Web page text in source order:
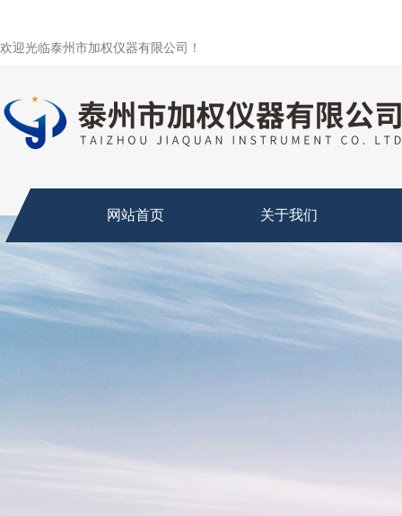
欢迎光临泰州市加权仪器有限公司！
网站首页 关于我们